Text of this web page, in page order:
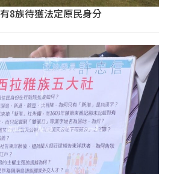
8族待獲法定原民身分